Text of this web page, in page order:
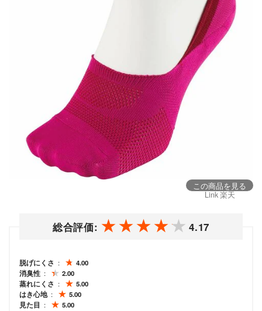
この商品を見る
Link 楽天
総合評価: 4.17
脱げにくさ
4.00
消臭性
2.00
蒸れにくさ
5.00
はき心地
5.00
見た目
5.00